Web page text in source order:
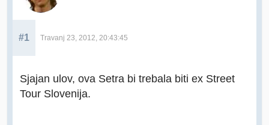
#1 Travanj 23, 2012, 20:43:45
Sjajan ulov, ova Setra bi trebala biti ex Street
Tour Slovenija.